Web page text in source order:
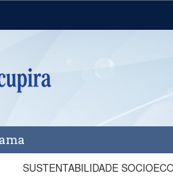
SUSTENTABILIDADE